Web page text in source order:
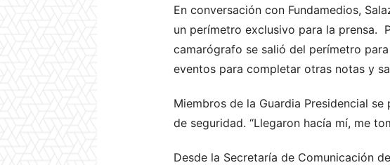
En conversación con Fundamedios,
un perímetro exclusivo para la prensa.
camarógrafo se salió del perímetro
eventos para completar otras notas y
Miembros de la Guardia Presidencial
de seguridad. “Llegaron hacía mí, me
Desde la Secretaría de Comunicación